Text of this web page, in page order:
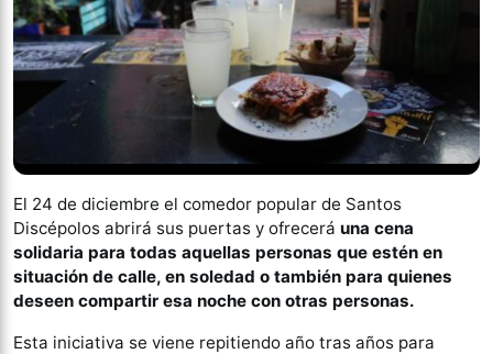
El 24 de diciembre el comedor popular de Santos
Discépolos abrirá sus puertas y ofrecerá una cena
solidaria para todas aquellas personas que estén en
situación de calle, en soledad o también para quienes
deseen compartir esa noche con otras personas.
Esta iniciativa se viene repitiendo año tras años para